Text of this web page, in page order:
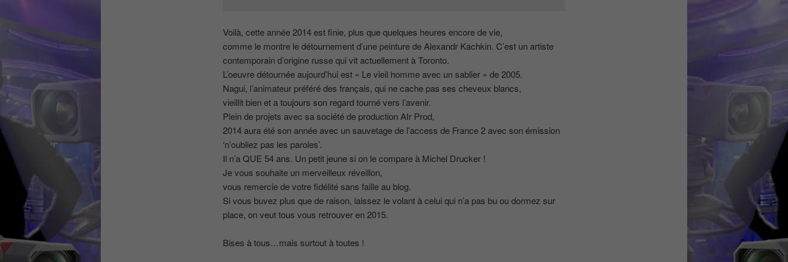
Voilà, cette année 2014 est finie, plus que quelques heures encore de vie,
comme le montre le détournement d’une peinture de Alexandr Kachkin. C’est un artiste
contemporain d’origine russe qui vit actuellement à Toronto.
L’oeuvre détournée aujourd’hui est « Le vieil homme avec un sablier » de 2005.
Nagui, l’animateur préféré des français, qui ne cache pas ses cheveux blancs,
vieillit bien et a toujours son regard tourné vers l’avenir.
Plein de projets avec sa société de production AIr Prod,
2014 aura été son année avec un sauvetage de l’access de France 2 avec son émission
‘n’oubliez pas les paroles’.
Il n’a QUE 54 ans. Un petit jeune si on le compare à Michel Drucker !
Je vous souhaite un merveilleux réveillon,
vous remercie de votre fidélité sans faille au blog.
Si vous buvez plus que de raison, laissez le volant à celui qui n’a pas bu ou dormez sur
place, on veut tous vous retrouver en 2015.
Bises à tous…mais surtout à toutes !